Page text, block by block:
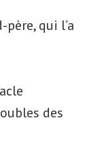
qui l’a
des